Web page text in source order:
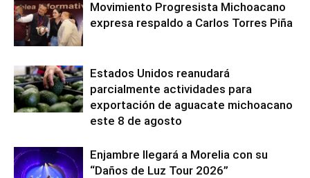
Movimiento Progresista Michoacano
expresa respaldo a Carlos Torres Piña
Estados Unidos reanudará
parcialmente actividades para
exportación de aguacate michoacano
este 8 de agosto
Enjambre llegará a Morelia con su
“Daños de Luz Tour 2026”